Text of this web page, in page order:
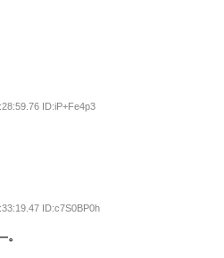
ID:iP+Fe4p3
ID:c7S0BP0h